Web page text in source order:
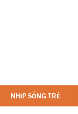
NHỊP SỐNG TRẺ